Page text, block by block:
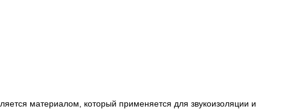
материалом, который применяется для звукоизоляции и